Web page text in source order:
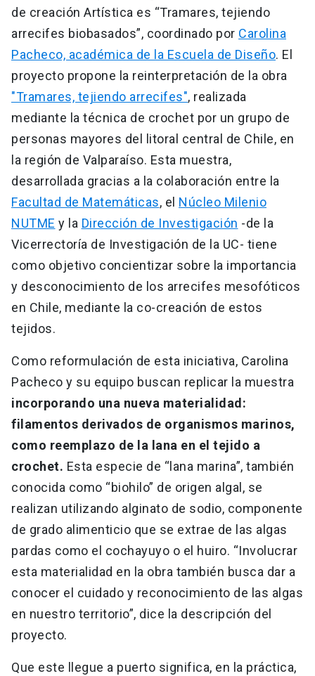
de creación Artística es “Tramares, tejiendo
arrecifes biobasados”, coordinado por Carolina
Pacheco, académica de la Escuela de Diseño. El
proyecto propone la reinterpretación de la obra
"Tramares, tejiendo arrecifes", realizada
mediante la técnica de crochet por un grupo de
personas mayores del litoral central de Chile, en
la región de Valparaíso. Esta muestra,
desarrollada gracias a la colaboración entre la
Facultad de Matemáticas, el Núcleo Milenio
NUTME y la Dirección de Investigación -de la
Vicerrectoría de Investigación de la UC- tiene
como objetivo concientizar sobre la importancia
y desconocimiento de los arrecifes mesofóticos
en Chile, mediante la co-creación de estos
tejidos.
Como reformulación de esta iniciativa, Carolina
Pacheco y su equipo buscan replicar la muestra
incorporando una nueva materialidad:
filamentos derivados de organismos marinos,
como reemplazo de la lana en el tejido a
crochet. Esta especie de “lana marina”, también
conocida como “biohilo” de origen algal, se
realizan utilizando alginato de sodio, componente
de grado alimenticio que se extrae de las algas
pardas como el cochayuyo o el huiro. “Involucrar
esta materialidad en la obra también busca dar a
conocer el cuidado y reconocimiento de las algas
en nuestro territorio”, dice la descripción del
proyecto.
Que este llegue a puerto significa, en la práctica,